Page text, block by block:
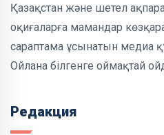
Қазақстан және шетел
оқиғаларға мамандар
сараптама ұсынатын медиа
Ойлана білгенге оймақтай
Редакция